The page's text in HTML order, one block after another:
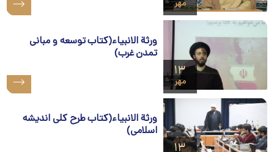
مهر
۱۳
ورثة الانبیاء(کتاب توسعه و مبانی
تمدن غرب)
۱۳
ورثة الانبیاء(کتاب طرح کلی اندیشه
اسلامی)